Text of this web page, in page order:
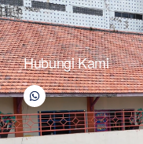
Hubungi Kami